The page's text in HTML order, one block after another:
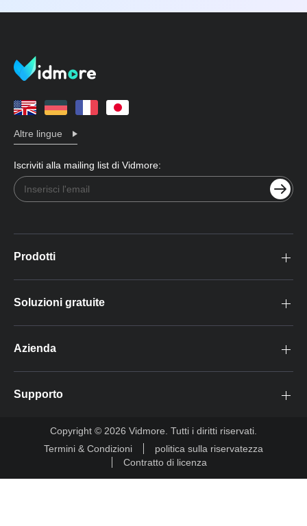
Altre lingue
Iscriviti alla mailing list di Vidmore:
Prodotti
Soluzioni gratuite
Azienda
Supporto
Copyright © 2026 Vidmore. Tutti i diritti riservati.
Termini & Condizioni
politica sulla riservatezza
Contratto di licenza